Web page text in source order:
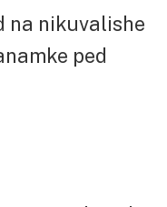
na nikuvalishe
ped